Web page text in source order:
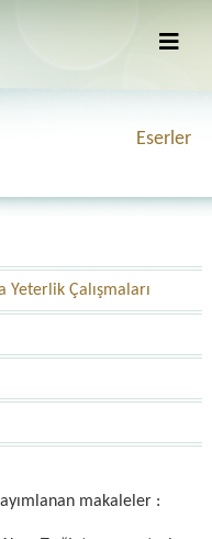
Eserler
makaleler :
Çalışmaları